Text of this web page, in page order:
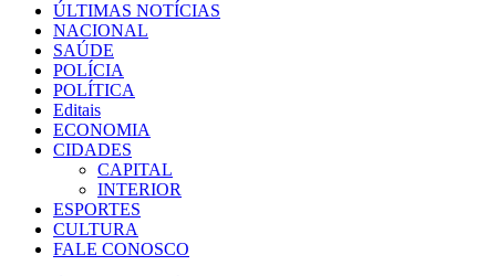
ÚLTIMAS NOTÍCIAS
NACIONAL
SAÚDE
POLÍCIA
POLÍTICA
Editais
ECONOMIA
CIDADES
CAPITAL
INTERIOR
ESPORTES
CULTURA
FALE CONOSCO